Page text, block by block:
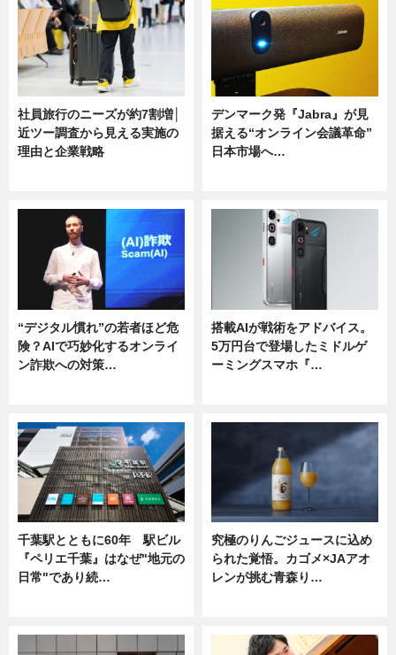
社員旅行のニーズが約7割増│
近ツー調査から見える実施の
理由と企業戦略
デンマーク発『Jabra』が見
据える“オンライン会議革命”
日本市場へ…
“デジタル慣れ”の若者ほど危
険？AIで巧妙化するオンライ
ン詐欺への対策…
搭載AIが戦術をアドバイス。
5万円台で登場したミドルゲ
ーミングスマホ『…
千葉駅とともに60年 駅ビル
『ペリエ千葉』はなぜ"地元の
日常"であり続…
究極のりんごジュースに込め
られた覚悟。カゴメ×JAアオ
レンが挑む青森り…